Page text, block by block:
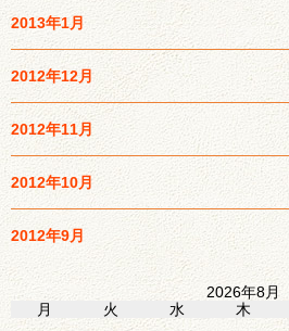
2013年1月
2012年12月
2012年11月
2012年10月
2012年9月
2026年8月
月
火 水 木